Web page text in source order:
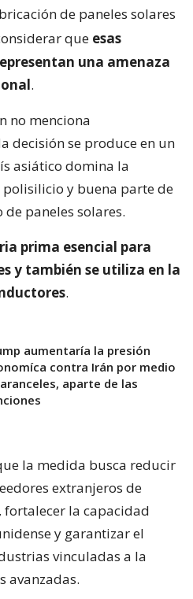
de paneles solares
que esas
una amenaza
.
no menciona
decisión se produce en un
asiático domina la
y buena parte de
paneles solares.
prima esencial para
y también se utiliza en la
.
aumentaría la presión
contra Irán por medio
aparte de las
la medida busca reducir
extranjeros de
fortalecer la capacidad
y garantizar el
vinculadas a la
avanzadas.